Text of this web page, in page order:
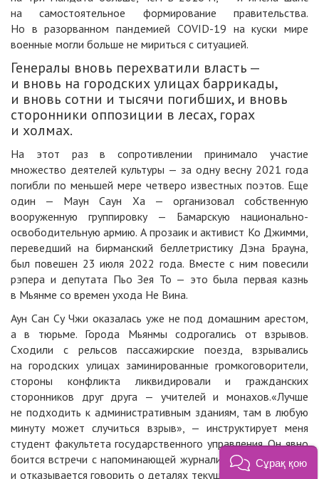
на самостоятельное формирование правительства.
Но в разорванном пандемией COVID-19 на куски мире
военные могли больше не мириться с ситуацией.
Генералы вновь перехватили власть —
и вновь на городских улицах баррикады,
и вновь сотни и тысячи погибших, и вновь
сторонники оппозиции в лесах, горах
и холмах.
На этот раз в сопротивлении принимало участие
множество деятелей культуры — за одну весну 2021 года
погибли по меньшей мере четверо известных поэтов. Еще
один — Маун Саун Ха — организовал собственную
вооруженную группировку — Бамарскую национально-
освободительную армию. А прозаик и активист Ко Джимми,
переведший на бирманский беллетристику Дэна Брауна,
был повешен 23 июля 2022 года. Вместе с ним повесили
рэпера и депутата Пьо Зея То — это была первая казнь
в Мьянме со времен ухода Не Вина.
Аун Сан Су Чжи оказалась уже не под домашним арестом,
а в тюрьме. Города Мьянмы содрогались от взрывов.
Сходили с рельсов пассажирские поезда, взрывались
на городских улицах заминированные громкоговорители,
стороны конфликта ликвидировали и гражданских
сторонников друг друга — учителей и монахов.«Лучше
не подходить к административным зданиям, там в любую
минуту может случиться взрыв», — инструктирует меня
студент факультета государственного управления. Он явно
боится встречи с напоминающей журналистку иностранкой
и отказывается говорить о деталях текущей ситуации, зато
Сұрақ қою